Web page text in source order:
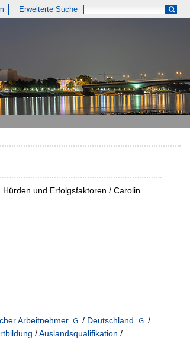
Erweiterte Suche
und Erfolgsfaktoren / Carolin
Arbeitnehmer / Deutschland
/
/Auslandsqualifikation /